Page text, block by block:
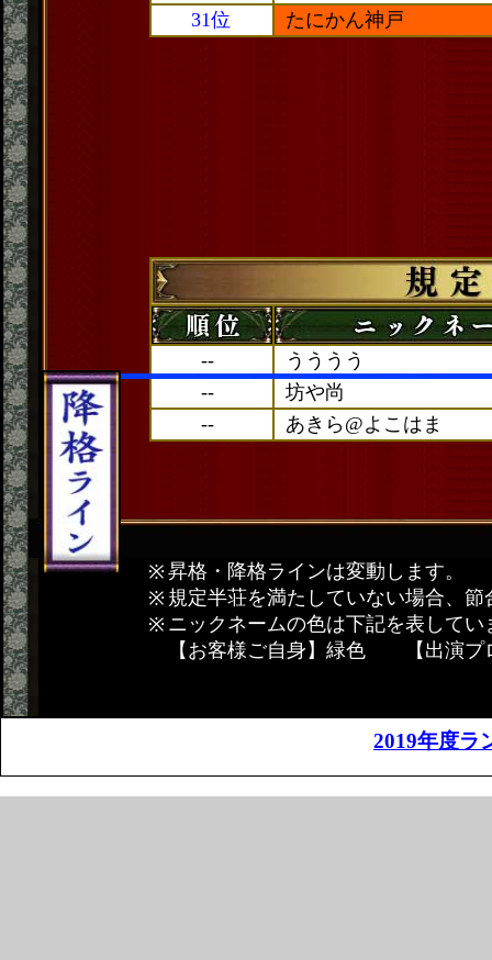
31位
たにかん神戸
--
うううう
--
坊や尚
--
あきら@よこはま
昇格・降格ラインは変動します。
規定半荘を満たしていない場合、
ニックネームの色は下記を表してい
【お客様ご自身】緑色 【出演
2019年度ラ